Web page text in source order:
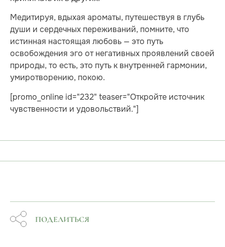
Медитируя, вдыхая ароматы, путешествуя в глубь
души и сердечных переживаний, помните, что
истинная настоящая любовь — это путь
освобождения эго от негативных проявлений своей
природы, то есть, это путь к внутренней гармонии,
умиротворению, покою.
[promo_online id="232" teaser="Откройте источник
чувственности и удовольствий."]
ПОДЕЛИТЬСЯ